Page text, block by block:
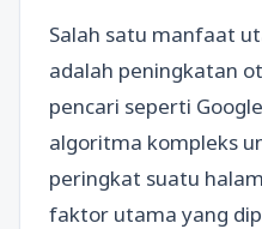
Salah satu manfaat
adalah peningkatan
pencari seperti
algoritma kompleks
peringkat suatu
faktor utama yang